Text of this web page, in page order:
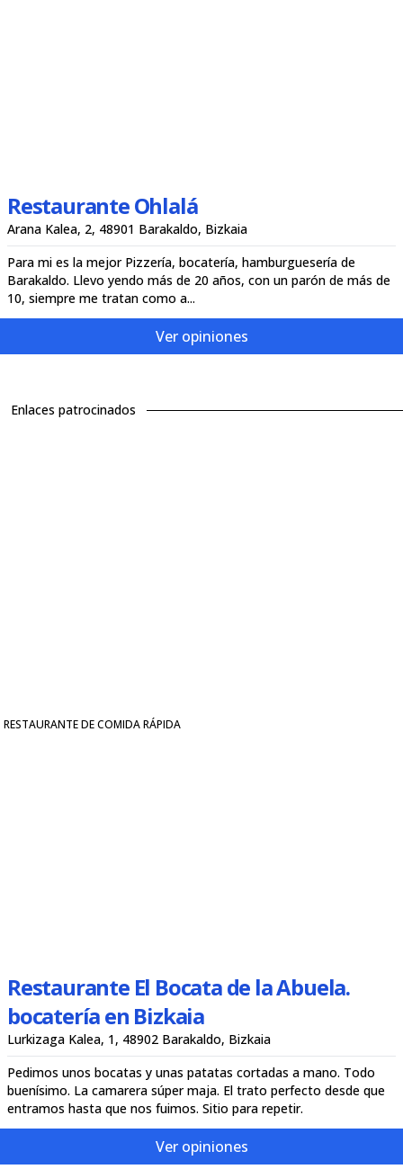
Restaurante Ohlalá
Arana Kalea, 2, 48901 Barakaldo, Bizkaia
Para mi es la mejor Pizzería, bocatería, hamburguesería de
Barakaldo. Llevo yendo más de 20 años, con un parón de más de
10, siempre me tratan como a...
Ver opiniones
Enlaces patrocinados
RESTAURANTE DE COMIDA RÁPIDA
Restaurante El Bocata de la Abuela.
bocatería en Bizkaia
Lurkizaga Kalea, 1, 48902 Barakaldo, Bizkaia
Pedimos unos bocatas y unas patatas cortadas a mano. Todo
buenísimo. La camarera súper maja. El trato perfecto desde que
entramos hasta que nos fuimos. Sitio para repetir.
Ver opiniones